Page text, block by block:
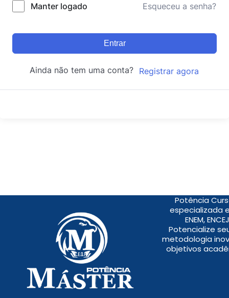
Manter logado Esqueceu a senha?
Entrar
Ainda não tem uma conta? Registrar agora
Potência
especializada
ENEM,
Potencialize
metodologia
objetivos